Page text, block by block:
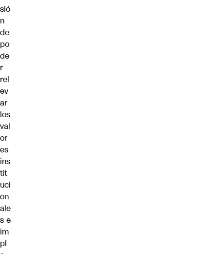
sió
n
de
po
de
r
rel
ev
ar
los
val
or
es
ins
tit
uci
on
ale
s e
im
pl